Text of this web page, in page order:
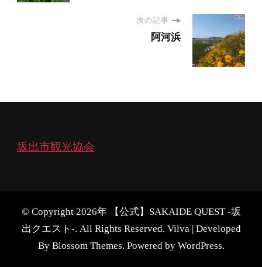
次の記事
阿河浜
坂出市観光協会
© Copyright 2026年
【公式】SAKAIDE QUEST -坂
出クエスト-. All Rights Reserved. Vilva | Developed
By Blossom Themes. Powered by WordPress.